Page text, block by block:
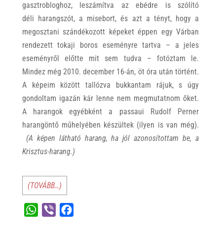
gasztrobloghoz, leszámítva az ebédre is szólító
déli harangszót, a misebort, és azt a tényt, hogy a
megosztani szándékozott képeket éppen egy Várban
rendezett tokaji boros eseményre tartva – a jeles
eseményről előtte mit sem tudva – fotóztam le.
Mindez még 2010. december 16-án, öt óra után történt.
A képeim között tallózva bukkantam rájuk, s úgy
gondoltam igazán kár lenne nem megmutatnom őket.
A harangok egyébként a passaui Rudolf Perner
harangöntő műhelyében készültek (ilyen is van még).
(A képen látható harang, ha jól azonosítottam be, a
Krisztus-harang.)
(TOVÁBB…)